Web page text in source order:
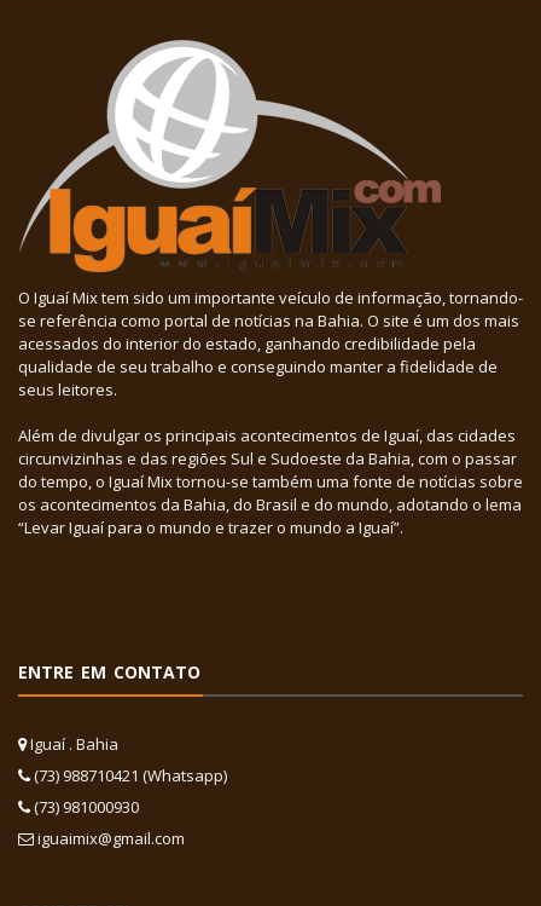
O Iguaí Mix tem sido um importante veículo de informação, tornando-
se referência como portal de notícias na Bahia. O site é um dos mais
acessados do interior do estado, ganhando credibilidade pela
qualidade de seu trabalho e conseguindo manter a fidelidade de
seus leitores.
Além de divulgar os principais acontecimentos de Iguaí, das cidades
circunvizinhas e das regiões Sul e Sudoeste da Bahia, com o passar
do tempo, o Iguaí Mix tornou-se também uma fonte de notícias sobre
os acontecimentos da Bahia, do Brasil e do mundo, adotando o lema
“Levar Iguaí para o mundo e trazer o mundo a Iguaí”.
ENTRE EM CONTATO
Iguaí . Bahia
(73) 988710421 (Whatsapp)
(73) 981000930
iguaimix@gmail.com